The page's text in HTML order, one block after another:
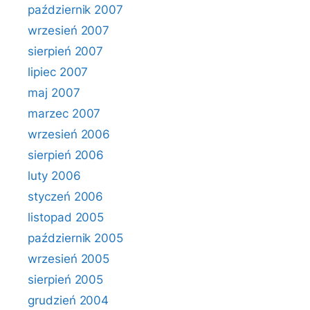
październik 2007
wrzesień 2007
sierpień 2007
lipiec 2007
maj 2007
marzec 2007
wrzesień 2006
sierpień 2006
luty 2006
styczeń 2006
listopad 2005
październik 2005
wrzesień 2005
sierpień 2005
grudzień 2004